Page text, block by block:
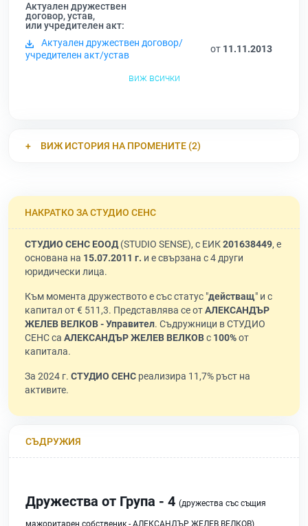
Актуален дружествен
договор, устав,
или учредителен акт:
Актуален дружествен договор/
учредителен акт/устав
от 11.11.2013
виж всички
ВИЖ ИСТОРИЯ НА ПРОМЕНИТЕ (2)
НАКРАТКО ЗА СТУДИО СЕНС
СТУДИО СЕНС ЕООД(STUDIO SENSE), с ЕИК201638449, е
основана на 15.07.2011 г. и е свързана с 4 други
юридически лица.
Към момента дружеството е със статус "действащ" и с
капитал от € 511,3. Представлява се отАЛЕКСАНДЪР
ЖЕЛЕВ ВЕЛКОВ - Управител. Съдружници в СТУДИО
СЕНС са АЛЕКСАНДЪР ЖЕЛЕВ ВЕЛКОВс 100%от
капитала.
За 2024 г. СТУДИО СЕНС реализира 11,7% ръст на
активите.
СЪДРУЖИЯ
Дружества от Група - 4 (дружества със същия